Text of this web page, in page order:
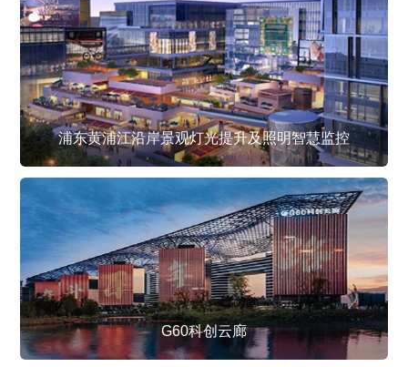
浦东黄浦江沿岸景观灯光提升及照明智慧监控
G60科创云廊